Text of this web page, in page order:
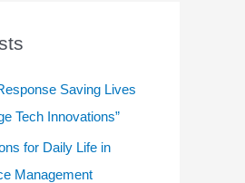
Saving Lives
Tech Innovations”
for Daily Life in
Management